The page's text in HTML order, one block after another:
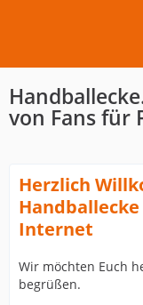
von Fans für
Herzlich
Internet
Wir möchten Euch
begrüßen.